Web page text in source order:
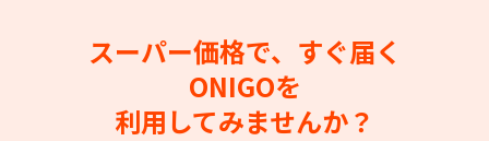
スーパー価格で、すぐ届く
ONIGOを
利用してみませんか？